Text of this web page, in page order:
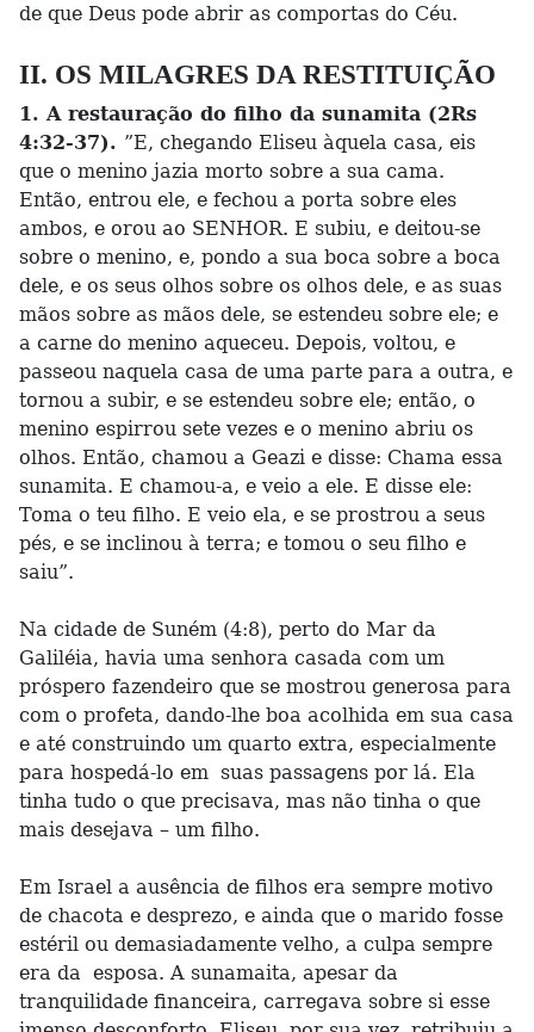
de que Deus pode abrir as comportas do Céu.
II. OS MILAGRES DA RESTITUIÇÃO
1. A restauração do filho da sunamita (2Rs
4:32-37). ”E, chegando Eliseu àquela casa, eis
que o menino jazia morto sobre a sua cama.
Então, entrou ele, e fechou a porta sobre eles
ambos, e orou ao SENHOR. E subiu, e deitou-se
sobre o menino, e, pondo a sua boca sobre a boca
dele, e os seus olhos sobre os olhos dele, e as suas
mãos sobre as mãos dele, se estendeu sobre ele; e
a carne do menino aqueceu. Depois, voltou, e
passeou naquela casa de uma parte para a outra, e
tornou a subir, e se estendeu sobre ele; então, o
menino espirrou sete vezes e o menino abriu os
olhos. Então, chamou a Geazi e disse: Chama essa
sunamita. E chamou-a, e veio a ele. E disse ele:
Toma o teu filho. E veio ela, e se prostrou a seus
pés, e se inclinou à terra; e tomou o seu filho e
saiu”.
Na cidade de Suném (4:8), perto do Mar da
Galiléia, havia uma senhora casada com um
próspero fazendeiro que se mostrou generosa para
com o profeta, dando-lhe boa acolhida em sua casa
e até construindo um quarto extra, especialmente
para hospedá-lo em suas passagens por lá. Ela
tinha tudo o que precisava, mas não tinha o que
mais desejava – um filho.
Em Israel a ausência de filhos era sempre motivo
de chacota e desprezo, e ainda que o marido fosse
estéril ou demasiadamente velho, a culpa sempre
era da esposa. A sunamaita, apesar da
tranquilidade financeira, carregava sobre si esse